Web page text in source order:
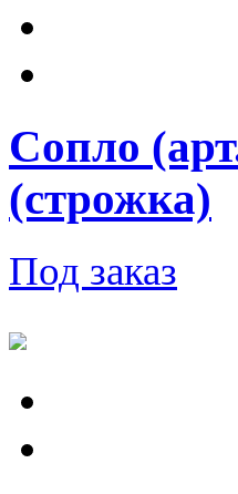
Сопло
(строжка)
Под заказ